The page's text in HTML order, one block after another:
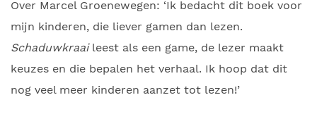
Over Marcel Groenewegen: ‘Ik bedacht dit boek voor
mijn kinderen, die liever gamen dan lezen.
Schaduwkraaileest als een game, de lezer maakt
keuzes en die bepalen het verhaal. Ik hoop dat dit
nog veel meer kinderen aanzet tot lezen!’